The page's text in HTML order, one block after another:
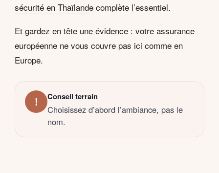
sécurité en Thaïlande complète l’essentiel.
Et gardez en tête une évidence : votre assurance
européenne ne vous couvre pas ici comme en
Europe.
! Conseil terrain
Choisissez d’abord l’ambiance, pas le
nom.